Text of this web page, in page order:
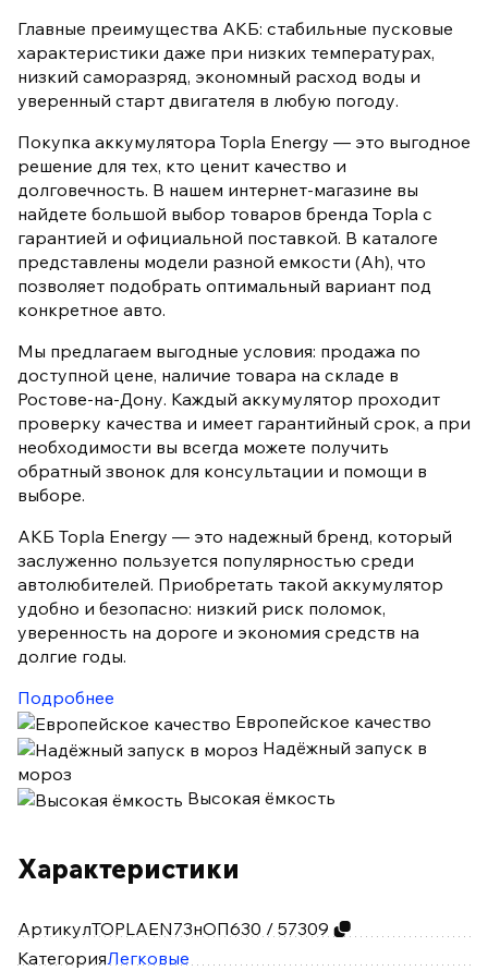
Главные преимущества АКБ: стабильные пусковые
характеристики даже при низких температурах,
низкий саморазряд, экономный расход воды и
уверенный старт двигателя в любую погоду.
Покупка аккумулятора Topla Energy — это выгодное
решение для тех, кто ценит качество и
долговечность. В нашем интернет-магазине вы
найдете большой выбор товаров бренда Topla с
гарантией и официальной поставкой. В каталоге
представлены модели разной емкости (Ah), что
позволяет подобрать оптимальный вариант под
конкретное авто.
Мы предлагаем выгодные условия: продажа по
доступной цене, наличие товара на складе в
Ростове-на-Дону. Каждый аккумулятор проходит
проверку качества и имеет гарантийный срок, а при
необходимости вы всегда можете получить
обратный звонок для консультации и помощи в
выборе.
АКБ Topla Energy — это надежный бренд, который
заслуженно пользуется популярностью среди
автолюбителей. Приобретать такой аккумулятор
удобно и безопасно: низкий риск поломок,
уверенность на дороге и экономия средств на
долгие годы.
Подробнее
Европейское качество
Надёжный запуск в
мороз
Высокая ёмкость
Характеристики
АртикулTOPLAEN73нОП630 / 57309
КатегорияЛегковые